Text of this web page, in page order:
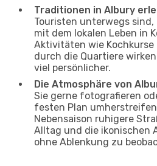
Traditionen in Albury
Touristen unterwegs
mit dem lokalen Leben in
Aktivitäten wie Kochkurse
durch die Quartiere
viel persönlicher.
Die Atmosphäre von
Sie gerne fotografieren
festen Plan
Nebensaison ruhigere
Alltag und die ikonischen
ohne Ablenkung zu